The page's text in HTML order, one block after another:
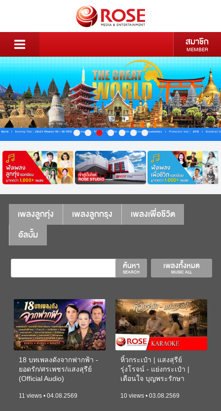
สมาชิก
MEMBER
เพลงลูกทุ่ง เพลงลูกกรุง
เพลงเพื่อชีวิต
อัลบั้ม
เพลงทั้งหมด
MUSIC ALL
ค้นหา
SEARCH
18 บทเพลงดังจากฟากฟ้า -
ยอดรัก/ศรเพชร/แสงสุรีย์
(Official Audio)
11 views • 04.08.2569
หิ้วกระเป๋า | แสงสุรีย์
รุ่งโรจน์ - แย่งกระเป๋า |
เตือนใจ บุญพระรักษา
10 views • 03.08.2569